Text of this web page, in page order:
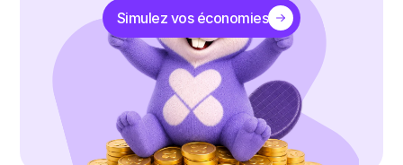
Simulez vos économies